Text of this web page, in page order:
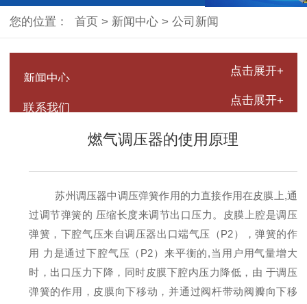
您的位置： 首页 > 新闻中心 > 公司新闻
新闻中心
点击展开+
联系我们
点击展开+
燃气调压器的使用原理
苏州调压器中调压弹簧作用的力直接作用在皮膜上,通
过调节弹簧的 压缩长度来调节出口压力。皮膜上腔是调压
弹簧，下腔气压来自调压器出口端气压（P2），弹簧的作
用 力是通过下腔气压（P2）来平衡的,当用户用气量增大
时，出口压力下降，同时皮膜下腔内压力降低，由 于调压
弹簧的作用，皮膜向下移动，并通过阀杆带动阀瓣向下移